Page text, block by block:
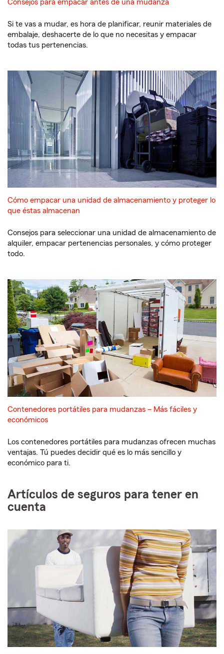
Consejos para empacar antes de una mudanza
Si te vas a mudar, es hora de planificar, reunir materiales de
embalaje, deshacerte de lo que no necesitas y empacar
todas tus pertenencias.
Cómo empacar una unidad de almacenamiento y proteger lo
que éstas almacenan
Consejos para seleccionar una unidad de almacenamiento de
alquiler, empacar pertenencias personales, y cómo proteger
todo.
Contenedores portátiles para mudanzas – Más fáciles y
económicos
Los contenedores portátiles para mudanzas ofrecen muchas
ventajas. Tú puedes decidir qué es lo más sencillo y
económico para ti.
Artículos de seguros para tener en
cuenta